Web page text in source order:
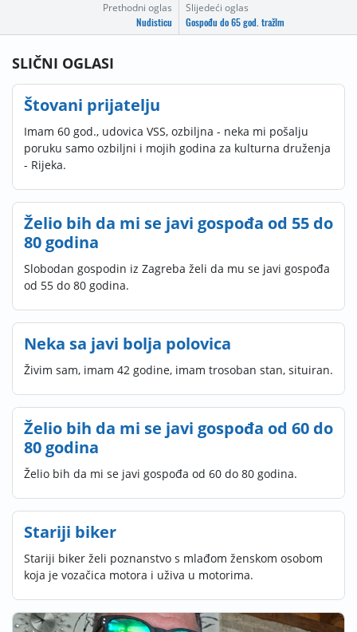
Prethodni oglas
Nudisticu
Slijedeći oglas
Gospođu do 65 god. tražlm
SLIČNI OGLASI
Štovani prijatelju
Imam 60 god., udovica VSS, ozbiljna - neka mi pošalju
poruku samo ozbiljni i mojih godina za kulturna druženja
- Rijeka.
Želio bih da mi se javi gospođa od 55 do
80 godina
Slobodan gospodin iz Zagreba želi da mu se javi gospođa
od 55 do 80 godina.
Neka sa javi bolja polovica
Živim sam, imam 42 godine, imam trosoban stan, situiran.
Želio bih da mi se javi gospođa od 60 do
80 godina
Želio bih da mi se javi gospođa od 60 do 80 godina.
Stariji biker
Stariji biker želi poznanstvo s mlađom ženskom osobom
koja je vozačica motora i uživa u motorima.